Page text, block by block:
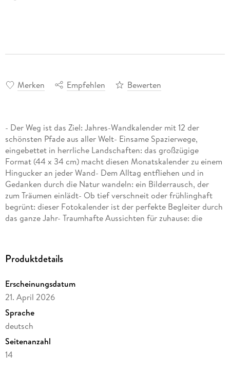
Merken Empfehlen Bewerten
- Der Weg ist das Ziel: Jahres-Wandkalender mit 12 der
schönsten Pfade aus aller Welt- Einsame Spazierwege,
eingebettet in herrliche Landschaften: das großzügige
Format (44 x 34 cm) macht diesen Monatskalender zu einem
Hingucker an jeder Wand- Dem Alltag entfliehen und in
Gedanken durch die Natur wandeln: ein Bilderrausch, der
zum Träumen einlädt- Ob tief verschneit oder frühlinghaft
begrünt: dieser Fotokalender ist der perfekte Begleiter durch
das ganze Jahr- Traumhafte Aussichten für zuhause: die
Produktdetails
Erscheinungsdatum
21. April 2026
Sprache
deutsch
Seitenanzahl
14